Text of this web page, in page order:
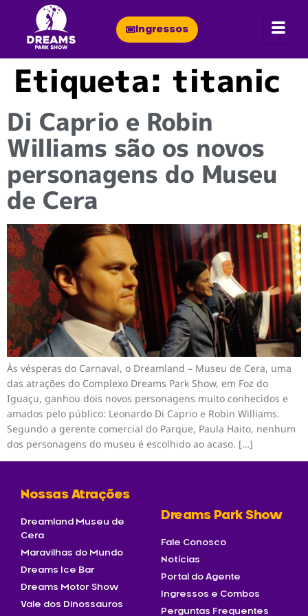
Ingressos
Etiqueta: titanic
Di Caprio e Robin
Williams são os novos
personagens do Museu
de Cera
Às vésperas do Carnaval, o Dreamland – Museu de Cera, uma
das atrações do Complexo Dreams Park Show, em Foz do
Iguaçu, ganhou dois novos personagens muito conhecidos e
amados pelo público: Leonardo Di Caprio e Robin Williams.
Segundo a gerente comercial do Parque, Paula Haito, nenhum
dos personagens do museu é escolhido ao acaso. […]
Nossas Atrações
Dreamland Museu de
Cera
Maravilhas do Mundo
Dreams Ice Bar
Dreams Motor Show
Vale dos Dinossauros
Dreams Park Show
Fale Conosco
Notícias
Portal do Agente
Ingressos e Combos
Perguntas Frequentes